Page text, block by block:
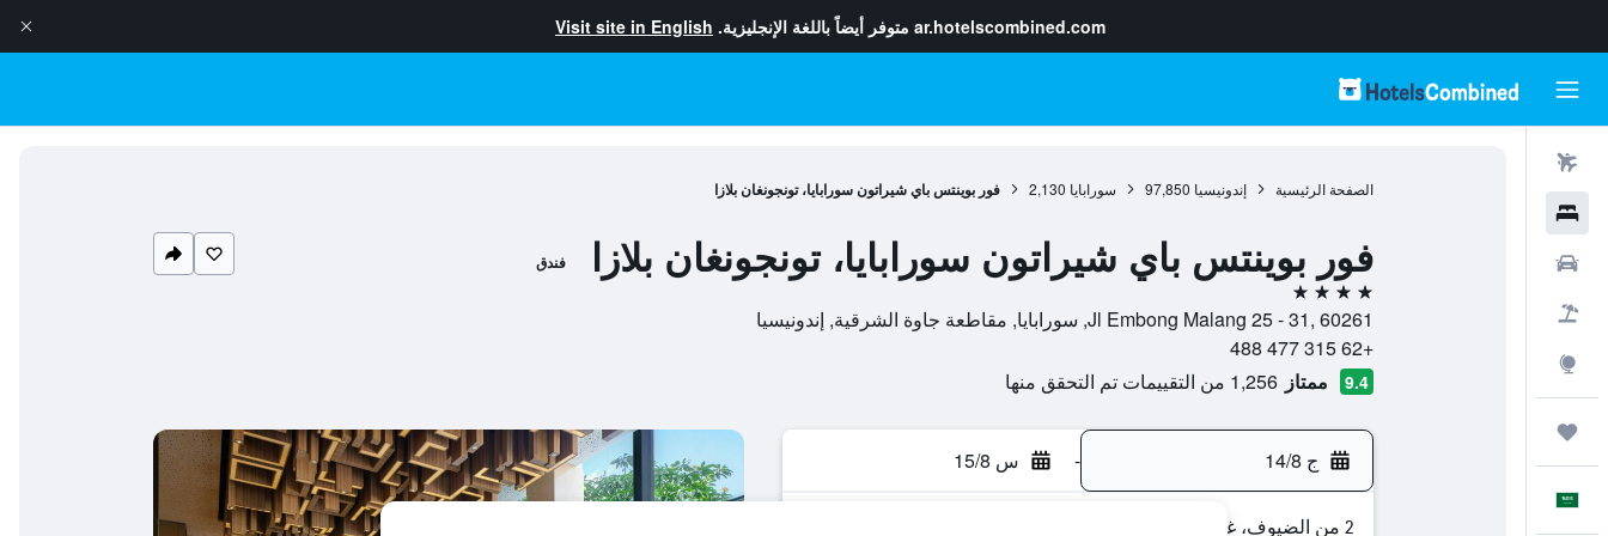
ar.hotelscombined.com متوفر أيضاً باللغة الإنجليزية. Visit site in English
الصفحة الرئيسية إندونيسيا 97,850 سورابايا 2,130 فور بوينتس باي شيراتون سورابايا، تونجونغان بلازا
فور بوينتس باي شيراتون سورابايا، تونجونغان بلازا فندق
4 نجوم
Jl Embong Malang 25 - 31, 60261, سورابايا, مقاطعة جاوة الشرقية, إندونيسيا
+62 315 477 488
9.4 ممتاز 1,256 من التقييمات تم التحقق منها
ج 14/8 - س 15/8
2 من الضيوف، غرفة واحدة